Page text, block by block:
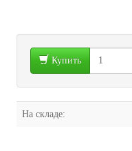
Купить
На складе: